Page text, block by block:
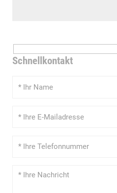
Schnellkontakt